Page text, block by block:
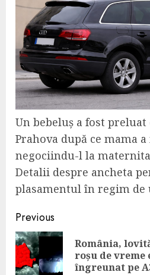
Un bebeluș a fost preluat
Prahova după ce mama
negociindu-l la
Detalii despre ancheta
plasamentul în regim de
Continue
Reading
Previous
România,
roșu de
îngreunat pe